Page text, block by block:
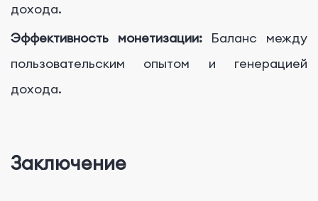
дохода.
Эффективность монетизации:Баланс между
пользовательским опытом и генерацией
дохода.
Заключение